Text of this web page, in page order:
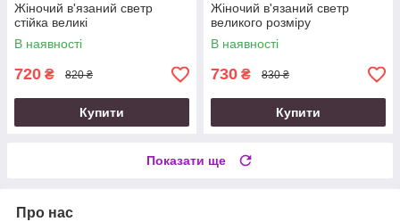
Жіночий в'язаний светр
стійка великі
В наявності
720 ₴ 820 ₴
Купити
Жіночий в'язаний светр
великого розміру
В наявності
730 ₴ 830 ₴
Купити
Показати ще
Про нас